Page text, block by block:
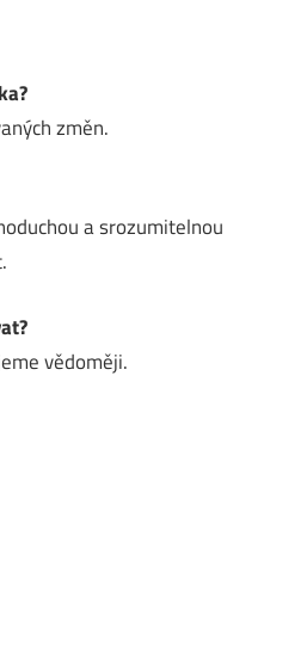
změn.
a srozumitelnou
vědoměji.